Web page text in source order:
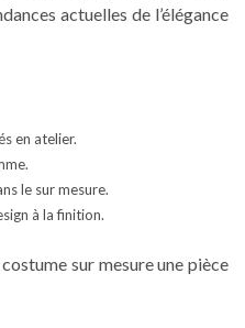
actuelles de l’élégance
en atelier.
le sur mesure.
à la finition.
costume sur mesureune pièce